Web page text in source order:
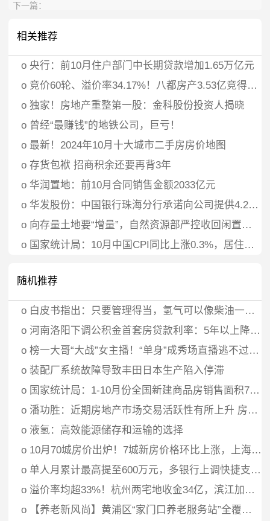
下一篇：
信息公开制度
相关推荐
o 央行：前10月住户部门中长期贷款增加1.65万亿元
o 竞价60轮、溢价率34.17%！八都房产3.53亿竞得义乌江东街道宅地
o 独家！房地产重整第一股：金科股份投资人揭晓
o 曾经“最赚钱”的地铁公司，巨亏！
o 最新！2024年10月十大城市二手房房价地图
o 存货包袱 招商积余还要再背3年
o 华润置地：前10月合同销售金额2033亿元
o 华发股份：中国银行珠海分行承诺向公司提供4.2亿元贷款资金专项用于股票回购
o 向存量土地要“增量”，自然资源部严控收回闲置土地再供应，房企建议“回收定价方面有一定政策倾斜”
o 国家统计局：10月中国CPI同比上涨0.3%，居住价格下降0.1%
随机推荐
o 白皮书指出：只要管理得当，氢气可以像柴油一样普及
o 河南洛阳下调公积金首套房贷款利率：5年以上降为3.1%
o 榜一大哥“大战”女主播！“单身”成秀场直播逃不过的劫
o 装配厂系统故障导致丰田日本生产陷入停滞
o 国家统计局：1-10月份全国新建商品房销售面积77930万平方米，同比下降15.8%
o 潘功胜：近期房地产市场交易活跃性有所上升 房企融资环境改善
o 液氢：高效能源储存和运输的选择
o 10月70城房价出炉！7城新房价格环比上涨，上海继续领跑
o 单人月累计最高提至600万元，多银行上调快捷支付限额适应大额消费
o 溢价率均超33%！杭州两宅地收金34亿，滨江加码城东，华润置地落子之江
o
【养老新风尚】黄浦区“家门口养老服务站”全覆盖，打造“综合体+小单元”智慧养老新模式